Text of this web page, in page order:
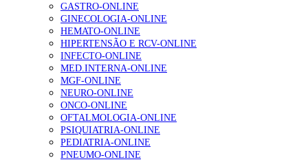
GASTRO-ONLINE
GINECOLOGIA-ONLINE
HEMATO-ONLINE
HIPERTENSÃO E RCV-ONLINE
INFECTO-ONLINE
MED.INTERNA-ONLINE
MGF-ONLINE
NEURO-ONLINE
ONCO-ONLINE
OFTALMOLOGIA-ONLINE
PSIQUIATRIA-ONLINE
PEDIATRIA-ONLINE
PNEUMO-ONLINE